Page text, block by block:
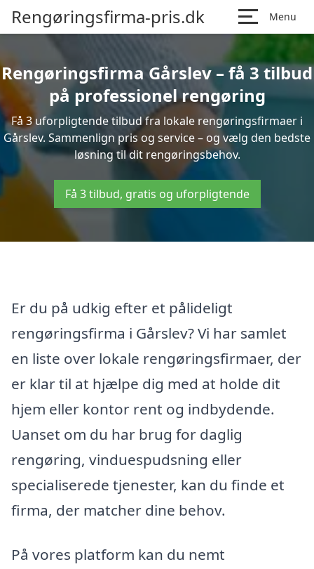
Rengøringsfirma-pris.dk Menu
Rengøringsfirma Gårslev – få 3 tilbud
på professionel rengøring
Få 3 uforpligtende tilbud fra lokale rengøringsfirmaer i
Gårslev. Sammenlign pris og service – og vælg den bedste
løsning til dit rengøringsbehov.
Få 3 tilbud, gratis og uforpligtende
Er du på udkig efter et pålideligt
rengøringsfirma i Gårslev? Vi har samlet
en liste over lokale rengøringsfirmaer, der
er klar til at hjælpe dig med at holde dit
hjem eller kontor rent og indbydende.
Uanset om du har brug for daglig
rengøring, vinduespudsning eller
specialiserede tjenester, kan du finde et
firma, der matcher dine behov.
På vores platform kan du nemt